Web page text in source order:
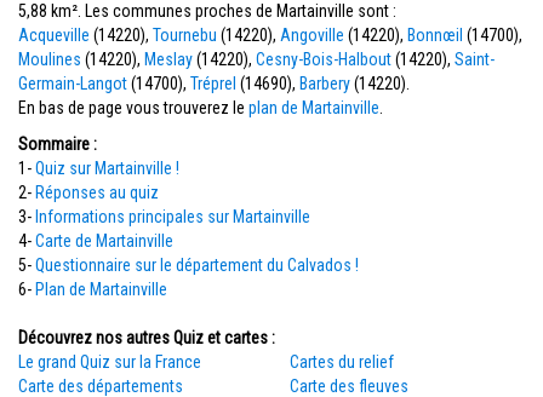
5,88 km². Les communes proches de Martainville sont :
Acqueville (14220), Tournebu (14220), Angoville (14220), Bonnœil (14700),
Moulines (14220), Meslay(14220), Cesny-Bois-Halbout(14220), Saint-
Germain-Langot(14700), Tréprel (14690), Barbery(14220).
En bas de page vous trouverez le plan de Martainville
Sommaire :
1-Quiz sur Martainville !
2- Réponses au quiz
3- Informations principales sur Martainville
4-Carte de Martainville
5-Questionnaire sur le département du Calvados !
6- Plan de Martainville
Découvrez nos autres Quiz et cartes :
Le grand Quiz sur la France
Carte des départements
Cartes du relief
Carte des fleuves